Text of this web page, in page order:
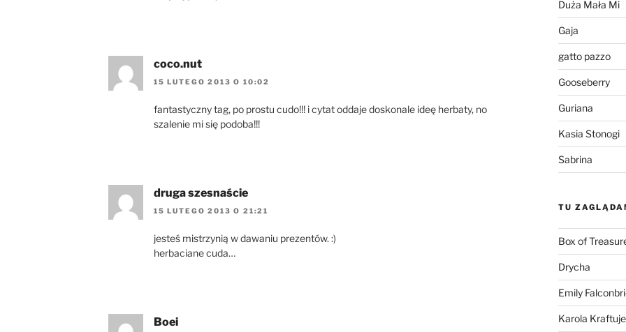
coco.nut
15 LUTEGO 2013 O 10:02
fantastyczny tag, po prostu cudo!!! i cytat oddaje doskonale ideę herbaty, no
szalenie mi się podoba!!!
druga szesnaście
15 LUTEGO 2013 O 21:21
jesteś mistrzynią w dawaniu prezentów. :)
herbaciane cuda…
Boei
Duża Mała Mi
Gaja
gatto pazzo
Gooseberry
Guriana
Kasia Stonogi
Sabrina
TU
Box of
Drycha
Emily
Karola Kraftuje